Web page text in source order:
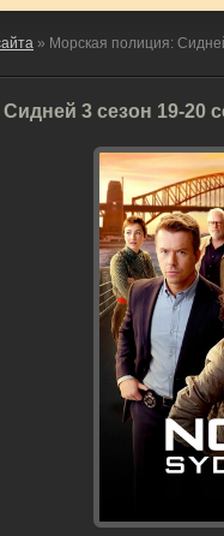
» Морская полиция:
3 сезон 19-20